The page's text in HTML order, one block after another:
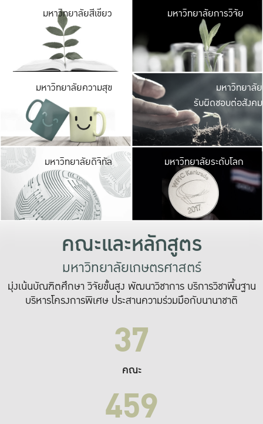
มหาวิทยาลัยสีเขียว มหาวิ
มีพื้นที่เขียวสดใส
เป็นป่าในเมือง เกษต
มหาวิทยาลัยการวิจัย
มหาวิทยาลัยความสุข มหาวิ
ค
เปิดประ
และพบเรื่องราวใ
มหาวิทยาลัย
รับผิดชอบต่อสังคม
มหาวิทยาลัยดิจิทัล มหาวิ
เปลี่ยนแปลง แล
เพื่อทำง
ระบบสารสนเทศ
มหาวิทยาลัยระดับโลก
คณะและหลักสูตร
มหาวิทยาลัยเกษตรศาสตร์
มุ่งเน้นบัณฑิตศึกษา วิจัยขั้นสูง พัฒนาวิชาการ บริการวิชาพื้นฐาน
บริหารโครงการพิเศษ ประสานความร่วมมือกับนานาชาติ
37
คณะ
459